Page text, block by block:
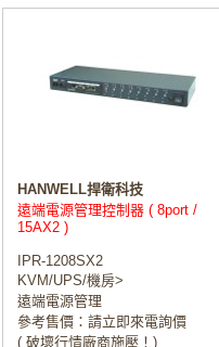
HANWELL捍衛科技
遠端電源管理控制器 ( 8port /
15AX2 )
IPR-1208SX2
KVM/UPS/機房>
遠端電源管理
參考售價：請立即來電詢價
( 破壞行情廠商施壓！)